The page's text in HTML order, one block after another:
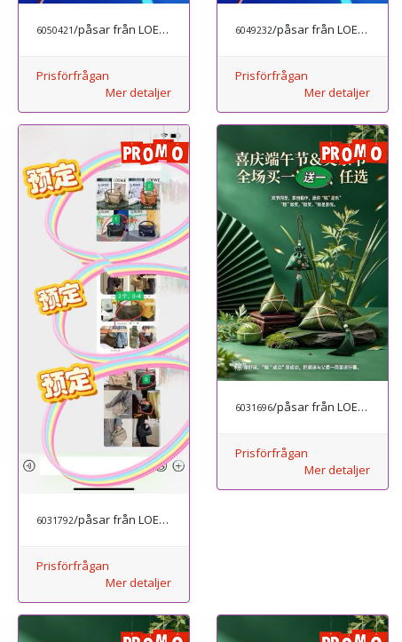
6050421/påsar från LOEWE
Prisförfrågan
Mer detaljer
6049232/påsar från LOEWE
Prisförfrågan
Mer detaljer
6031792/påsar från LOEWE
Prisförfrågan
Mer detaljer
6031696/påsar från LOEWE
Prisförfrågan
Mer detaljer